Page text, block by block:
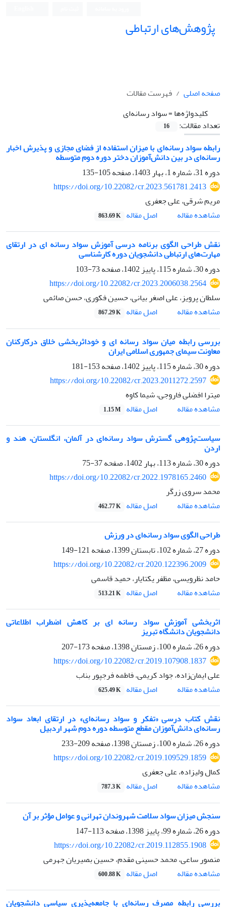
پژوهش‌های ارتباطی
صفحه اصلی
فهرست مقالات
کلیدواژه‌ها =سواد رسانه‌ای
تعداد مقالات:
16
رابطه سواد رسانه‌ای با میزان استفاده از فضای مجازی و پذیرش اخبار
رسانه‌ای در بین دانش‌آموزان دختر دوره دوم متوسطه
دوره 31، شماره 1، بهار 1403، صفحه
105-135
https://doi.org/10.22082/cr.2023.561781.2413
مریم شرقی، علی جعفری
مشاهده مقاله
اصل مقاله 863.69 K
نقش طراحی الگوی برنامه درسی آموزش سواد رسانه ای در ارتقای
مهارت‌های ارتباطی دانشجویان دوره کارشناسی
دوره 30، شماره 115، پاییز 1402، صفحه
73-103
https://doi.org/10.22082/cr.2023.2006038.2564
سلطان پرویز، علی اصغر بیانی، حسین فکوری، حسن صائمی
مشاهده مقاله
اصل مقاله 867.29 K
بررسی رابطه میان سواد رسانه ای و خوداثربخشی خلاق درکارکنان
معاونت سیمای جمهوری اسلامی ایران
دوره 30، شماره 115، پاییز 1402، صفحه
153-181
https://doi.org/10.22082/cr.2023.2011272.2597
میترا افضلی فاروجی، شیما کاوه
مشاهده مقاله
اصل مقاله 1.15 M
سیاست‌پژوهی گسترش سواد رسانه‌ای در آلمان، انگلستان، هند و
اردن
دوره 30، شماره 113، بهار 1402، صفحه
37-75
https://doi.org/10.22082/cr.2022.1978165.2460
محمد سروی زرگر
مشاهده مقاله
اصل مقاله 462.77 K
طراحی الگوی سواد رسانه‌ای در ورزش
دوره 27، شماره 102، تابستان 1399، صفحه
121-149
https://doi.org/10.22082/cr.2020.122396.2009
حامد نظرویسی، مظفر یکتایار، حمید قاسمی
مشاهده مقاله
اصل مقاله 513.21 K
اثربخشی آموزش سواد رسانه ای بر کاهش اضطراب اطلاعاتی
دانشجویان دانشگاه تبریز
دوره 26، شماره 100، زمستان 1398، صفحه
173-207
https://doi.org/10.22082/cr.2019.107908.1837
علی ایمان‌زاده، جواد کریمی، فاطمه فرجپور بناب
مشاهده مقاله
اصل مقاله 625.49 K
نقش کتاب درسی «تفکر و سواد رسانه‌ای» در ارتقای ابعاد سواد
رسانه‌ای دانش‌آموزان مقطع متوسطه دوره دوم شهر اردبیل
دوره 26، شماره 100، زمستان 1398، صفحه
209-233
https://doi.org/10.22082/cr.2019.109529.1859
کمال ولیزاده، علی جعفری
مشاهده مقاله
اصل مقاله 787.3 K
سنجش میزان سواد سلامت شهروندان تهرانی و عوامل مؤثر بر آن
دوره 26، شماره 99، پاییز 1398، صفحه
113-147
https://doi.org/10.22082/cr.2019.112855.1908
منصور ساعی، محمد حسینی مقدم، حسین بصیریان جهرمی
مشاهده مقاله
اصل مقاله 600.88 K
بررسی رابطه مصرف رسانه‌ای با جامعه‌پذیری سیاسی دانشجویان